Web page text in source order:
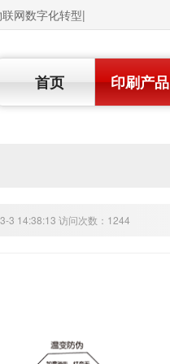
网数字化转型|
印刷产品
首页
3 14:38:13 访问次数：1244